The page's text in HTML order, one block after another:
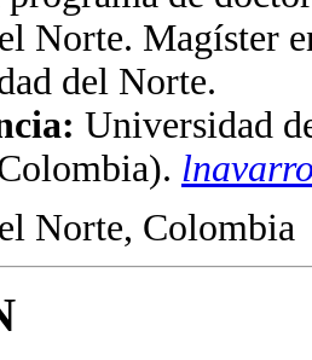
Norte. Magíster
del Norte.
Universidad
Norte, Colombia